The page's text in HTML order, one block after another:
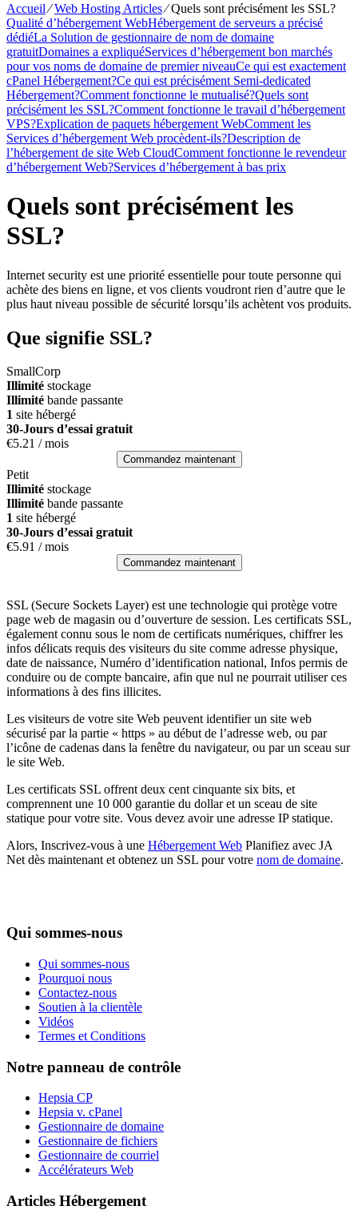
Accueil⁄Web Hosting Articles⁄Quels sont précisément les SSL?
Qualité d’hébergement WebHébergement de serveurs a précisé
dédiéLa Solution de gestionnaire de nom de domaine
gratuitDomaines a expliquéServices d’hébergement bon marchés
pour vos noms de domaine de premier niveauCe qui est exactement
cPanel Hébergement?Ce qui est précisément Semi-dedicated
Hébergement?Comment fonctionne le mutualisé?Quels sont
précisément les SSL?Comment fonctionne le travail d’hébergement
VPS?Explication de paquets hébergement WebComment les
Services d’hébergement Web procèdent-ils?Description de
l’hébergement de site Web CloudComment fonctionne le revendeur
d’hébergement Web?Services d’hébergement à bas prix
Quels sont précisément les
SSL?
Internet security est une priorité essentielle pour toute personne qui
achète des biens en ligne, et vos clients voudront rien d’autre que le
plus haut niveau possible de sécurité lorsqu’ils achètent vos produits.
Que signifie SSL?
SmallCorp
Illimité stockage
Illimité bande passante
1 site hébergé
30-Jours d’essai gratuit
€5.21 / mois
Commandez maintenant
Petit
Illimité stockage
Illimité bande passante
1 site hébergé
30-Jours d’essai gratuit
€5.91 / mois
Commandez maintenant
SSL (Secure Sockets Layer) est une technologie qui protège votre
page web de magasin ou d’ouverture de session. Les certificats SSL,
également connu sous le nom de certificats numériques, chiffrer les
infos délicats requis des visiteurs du site comme adresse physique,
date de naissance, Numéro d’identification national, Infos permis de
conduire ou de compte bancaire, afin que nul ne pourrait utiliser ces
informations à des fins illicites.
Les visiteurs de votre site Web peuvent identifier un site web
sécurisé par la partie « https » au début de l’adresse web, ou par
l’icône de cadenas dans la fenêtre du navigateur, ou par un sceau sur
le site Web.
Les certificats SSL offrent deux cent cinquante six bits, et
comprennent une 10 000 garantie du dollar et un sceau de site
statique pour votre site. Vous devez avoir une adresse IP statique.
Alors, Inscrivez-vous à une Hébergement Web Planifiez avec JA
Net dès maintenant et obtenez un SSL pour votre nom de domaine.
Qui sommes-nous
Qui sommes-nous
Pourquoi nous
Contactez-nous
Soutien à la clientèle
Vidéos
Termes et Conditions
Notre panneau de contrôle
Hepsia CP
Hepsia v. cPanel
Gestionnaire de domaine
Gestionnaire de fichiers
Gestionnaire de courriel
Accélérateurs Web
Articles Hébergement